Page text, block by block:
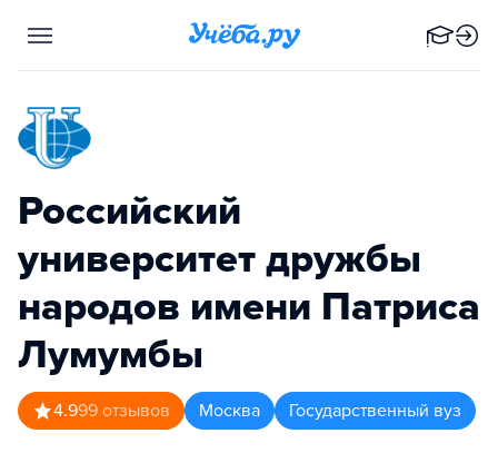
Российский
университет дружбы
народов имени Патриса
Лумумбы
4.999 отзывов Москва Государственный вуз